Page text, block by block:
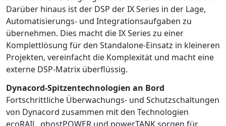
Darüber hinaus ist der DSP der IX Series in der Lage,
Automatisierungs- und Integrationsaufgaben zu
übernehmen. Dies macht die IX Series zu einer
Komplettlösung für den Standalone-Einsatz in kleineren
Projekten, vereinfacht die Komplexität und macht eine
externe DSP-Matrix überflüssig.
Dynacord-Spitzentechnologien an Bord
Fortschrittliche Überwachungs- und Schutzschaltungen
von Dynacord zusammen mit den Technologien